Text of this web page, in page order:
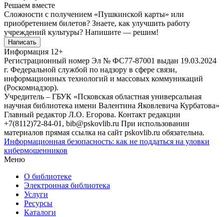
Решаем вместе
Сложности с получением «Пушкинской карты» или
приобретением билетов? Знаете, как улучшить работу
учреждений культуры? Напишите — решим!
Написать
Информация 12+
Регистрационный номер Эл № ФС77-87001 выдан 19.03.2024
г. Федеральной службой по надзору в сфере связи,
информационных технологий и массовых коммуникаций
(Роскомнадзор).
Учредитель – ГБУК «Псковская областная универсальная
научная библиотека имени Валентина Яковлевича Курбатова»
Главный редактор Л.О. Егорова. Контакт редакции
+7(8112)72-84-01, bib@pskovlib.ru При использовании
материалов прямая ссылка на сайт pskovlib.ru обязательна.
Информационная безопасность: как не поддаться на уловки
кибермошенников
Меню
О библиотеке
Электронная библиотека
Услуги
Ресурсы
Каталоги